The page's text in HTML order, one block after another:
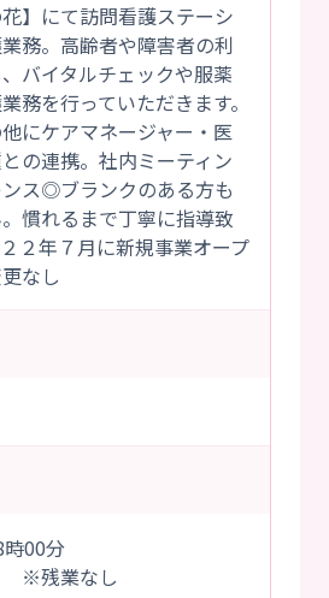
花】にて訪問看護ステーシ
務。高齢者や障害者の利
バイタルチェックや服薬
務を行っていただきます。
にケアマネージャー・医
の連携。社内ミーティン
ス◎ブランクのある方も
慣れるまで丁寧に指導致
２年７月に新規事業オープ
なし
00分
なし